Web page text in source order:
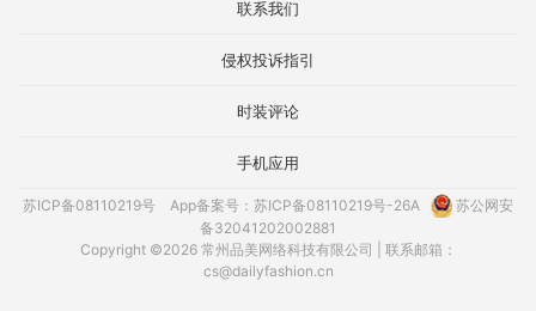
联系我们
侵权投诉指引
时装评论
手机应用
苏ICP备08110219号 App备案号：苏ICP备08110219号-26A
苏公网安
备32041202002881
Copyright ©2026 常州品美网络科技有限公司 | 联系邮箱：
cs@dailyfashion.cn